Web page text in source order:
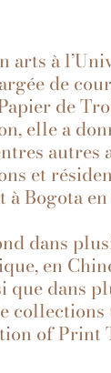
à
de
de
elle a
autres
et
Bogota
dans
en
que dans
of Print